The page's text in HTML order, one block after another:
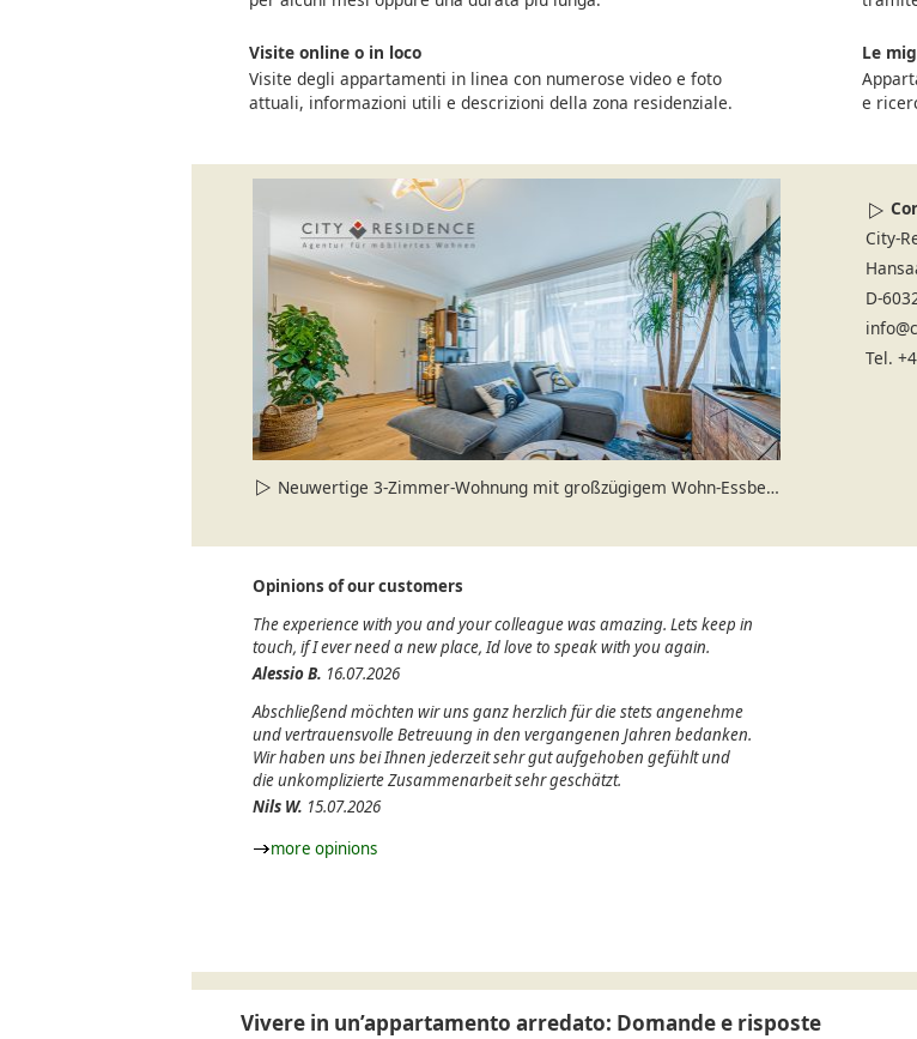
Visite online o in loco
Visite degli appartamenti in linea con numerose video e foto
attuali, informazioni utili e descrizioni della zona residenziale.
Le
e
Neuwertige 3-Zimmer-Wohnung mit großzügigem Wohn-Essbereich
City-
D-
Tel.
Opinions of our customers
The experience with you and your colleague was amazing. Lets keep in
touch, if I ever need a new place, Id love to speak with you again.
Alessio B. 16.07.2026
Abschließend möchten wir uns ganz herzlich für die stets angenehme
und vertrauensvolle Betreuung in den vergangenen Jahren bedanken.
Wir haben uns bei Ihnen jederzeit sehr gut aufgehoben gefühlt und
die unkomplizierte Zusammenarbeit sehr geschätzt.
Nils W. 15.07.2026
more opinions
Vivere in un’appartamento arredato: Domande e risposte